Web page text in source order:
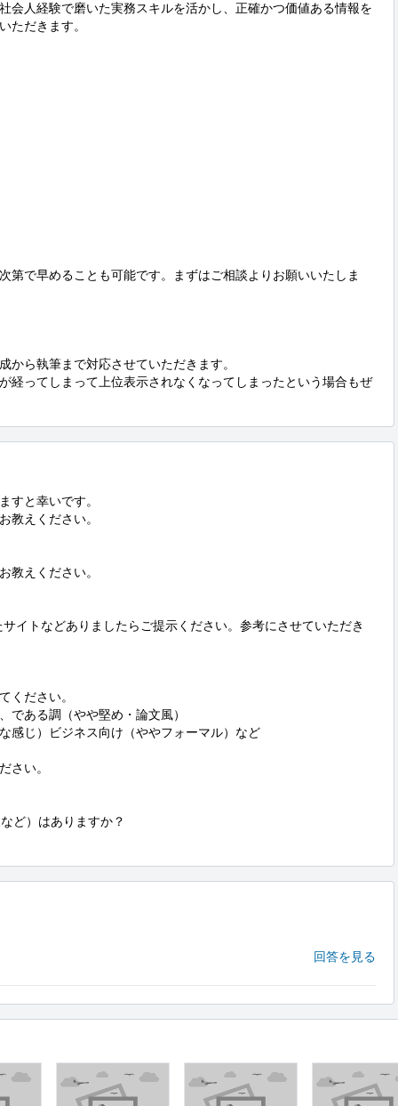
会人経験で磨いた実務スキルを活かし、正確かつ価値ある情報を
ただきます。
第で早めることも可能です。まずはご相談よりお願いいたしま
から執筆まで対応させていただきます。
経ってしまって上位表示されなくなってしまったという場合もぜ
すと幸いです。
教えください。
教えください。
イトなどありましたらご提示ください。参考にさせていただき
ください。
である調（やや堅め・論文風）
）ビジネス向け（ややフォーマル）など
さい。
ど）はありますか？
回答を見る